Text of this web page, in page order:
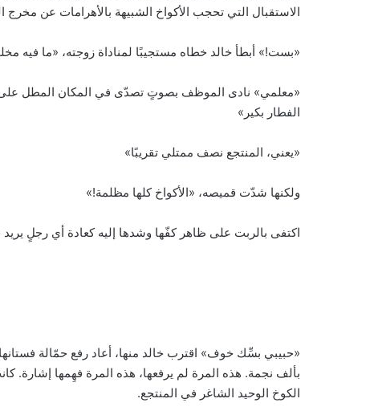
الاستقبال التي تحجب الأكواخ الشبيهة بالأهرامات عن مخرج
«بست!» أبطأ خالد خطاه مستجيبًا لمناداة زوجته، «ما فيه
«معلمي» نادى الموظف بصوتٍ تصدّى في المكان المطل على
الفطار بكير»
«يعني، المنتجع نصف ممتلي تقريبًا»
ولكنها شدّت قميصه، «الأكواخ كلها مظلمة!»
اكتفى بالربت على ظاهر كفّها وشدها إليه كعادة أي رجلٍ يريد
«حبيبي بسِّك خوف» اقترب خالد منها، أعاد رفع حمّالة
الكوخ الوحيد الشاغر في المنتجع.